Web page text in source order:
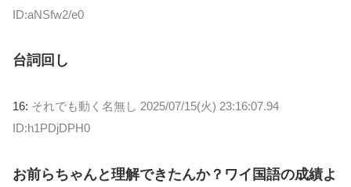
ID:aNSfw2/e0
台詞回し
16: それでも動く名無し 2025/07/15(火) 23:16:07.94
ID:h1PDjDPH0
お前らちゃんと理解できたんか？ワイ国語の成績よ